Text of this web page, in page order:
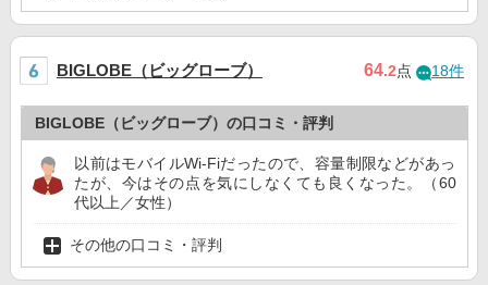
BIGLOBE（ビッグローブ） 64.2点 18件
BIGLOBE（ビッグローブ）の口コミ・評判
以前はモバイルWi-Fiだったので、容量制限などがあっ
たが、今はその点を気にしなくても良くなった。（60
代以上／女性）
その他の口コミ・評判